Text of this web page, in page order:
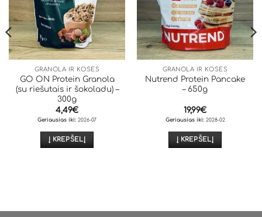
GRANOLA IR KOŠĖS
GO ON Protein Granola
(su riešutais ir šokoladu) –
300g
4,49€
Geriausias iki: 2026-07
Į KREPŠELĮ
GRANOLA IR KOŠĖS
Nutrend Protein Pancake
– 650g
19,99€
Geriausias iki:2028-02
Į KREPŠELĮ